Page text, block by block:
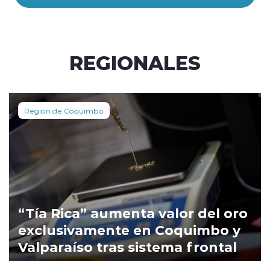
REGIONALES
Región de Coquimbo
“Tía Rica” aumenta valor del oro
exclusivamente en Coquimbo y
Valparaíso tras sistema frontal